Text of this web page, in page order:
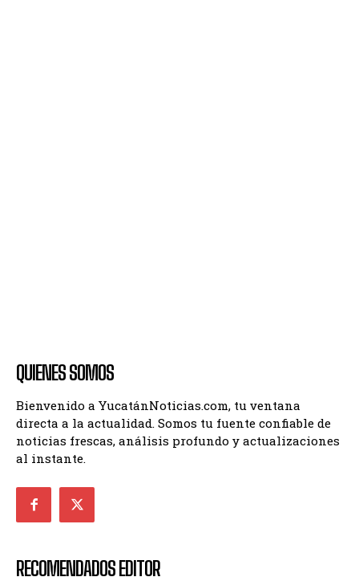
QUIENES SOMOS
Bienvenido a YucatánNoticias.com, tu ventana
directa a la actualidad. Somos tu fuente confiable de
noticias frescas, análisis profundo y actualizaciones
al instante.
RECOMENDADOS EDITOR